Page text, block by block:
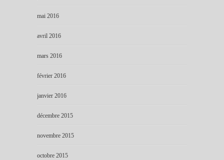
mai 2016
avril 2016
mars 2016
février 2016
janvier 2016
décembre 2015
novembre 2015
octobre 2015